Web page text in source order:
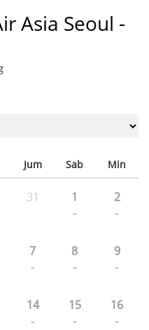
Asia Seoul -
Jum Sab Min
31 1
-
2
-
7
-
8
-
9
-
14
-
15
-
16
-